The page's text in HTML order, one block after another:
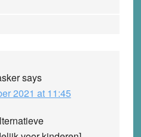
says
2021 at 11:45